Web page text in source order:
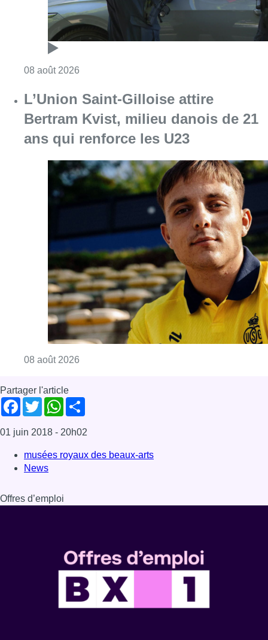
08 août 2026
L’Union Saint-Gilloise attire
Bertram Kvist, milieu danois de 21
ans qui renforce les U23
08 août 2026
Partager l'article
Facebook
TwitterWhatsApp
01 juin 2018 - 20h02
musées royaux des beaux-arts
News
Offres d’emploi